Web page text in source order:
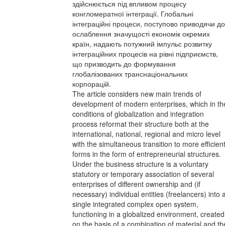
здійснюється під впливом процесу
конгломератної інтеграції. Глобальні
інтеграційні процеси, поступово приводячи до
ослаблення значущості економік окремих
країн, надають потужний імпульс розвитку
інтеграційних процесів на рівні підприємств,
що призводить до формування
глобалізованих транснаціональних
корпорацій.
The article considers new main trends of
development of modern enterprises, which in
conditions of globalization and integration
process reformat their structure both at the
international, national, regional and micro level
with the simultaneous transition to more efficient
forms in the form of entrepreneurial structures.
Under the business structure is a voluntary
statutory or temporary association of several
enterprises of different ownership and (if
necessary) individual entities (freelancers) into
single integrated complex open system,
functioning in a globalized environment, created
on the basis of a combination of material and